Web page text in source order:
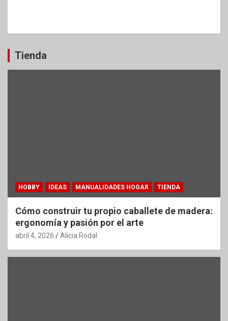
Tienda
HOBBY IDEAS MANUALIDADES HOGAR TIENDA
Cómo construir tu propio caballete de madera:
ergonomía y pasión por el arte
abril 4, 2026 Alicia Rodal